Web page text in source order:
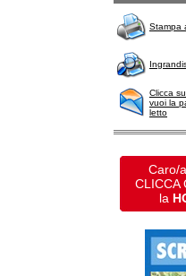
Stampa
Clicca
vuoi la
letto
Caro/
CLICCA
la